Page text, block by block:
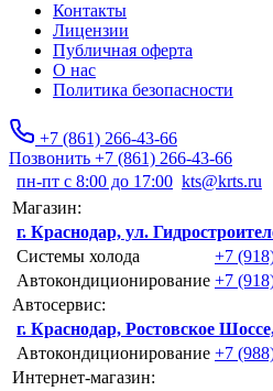
Контакты
Лицензии
Публичная оферта
О нас
Политика безопасности
+7 (861) 266-43-66
Позвонить +7 (861) 266-43-66
пн-пт с 8:00 до 17:00 kts@krts.ru
Магазин:
г. Краснодар, ул.
Системы холода
+7
Автокондиционирование +7
Автосервис:
г. Краснодар, Ростовское
Автокондиционирование +7
Интернет-магазин: